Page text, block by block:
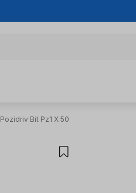
Pozidriv Bit Pz1 X 50